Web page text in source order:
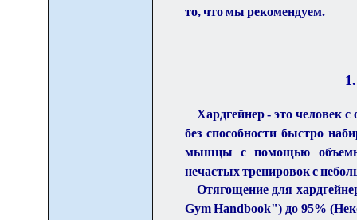
то, что мы рекомендуем.
Хардгейнер - это человек
без способности быстро
мышцы с помощью
нечастых тренировок с
Отягощение для
Gym Handbook") до 95%